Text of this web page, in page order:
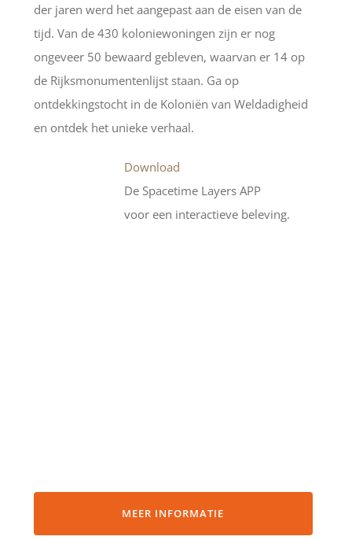
der jaren werd het aangepast aan de eisen van de
tijd. Van de 430 koloniewoningen zijn er nog
ongeveer 50 bewaard gebleven, waarvan er 14 op
de Rijksmonumentenlijst staan. Ga op
ontdekkingstocht in de Koloniën van Weldadigheid
en ontdek het unieke verhaal.
Download
De Spacetime Layers APP
voor een interactieve beleving.
MEER INFORMATIE